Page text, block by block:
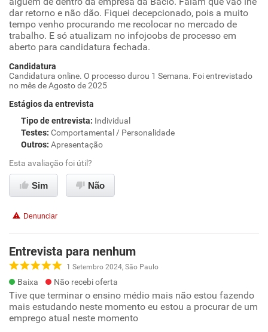
dar retorno e não dão. Fiquei decepcionado, pois a muito
tempo venho procurando me recolocar no mercado de
trabalho. E só atualizam no infojoobs de processo em
aberto para candidatura fechada.
Candidatura
Candidatura online. O processo durou 1 Semana. Foi entrevistado
no mês de Agosto de 2025
Estágios da entrevista
Tipo de entrevista: Individual
Testes: Comportamental / Personalidade
Outros: Apresentação
Esta avaliação foi útil?
Sim Não
Denunciar
Entrevista para nenhum
1 Setembro 2024, São Paulo
Baixa Não recebi oferta
Tive que terminar o ensino médio mais não estou fazendo
mais estudando neste momento eu estou a procurar de um
emprego atual neste momento